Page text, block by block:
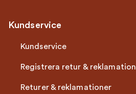
Kundservice
Kundservice
Registrera retur & reklamation
Returer & reklamationer